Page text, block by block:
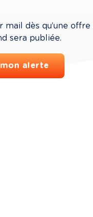
mail dès qu’une offre
sera publiée.
alerte